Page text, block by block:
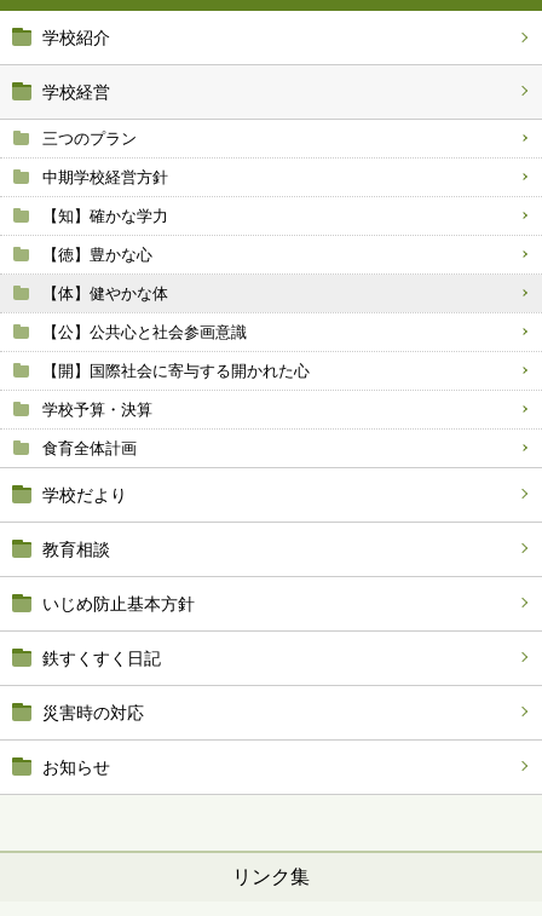
学校紹介
学校経営
三つのプラン
中期学校経営方針
【知】確かな学力
【徳】豊かな心
【体】健やかな体
【公】公共心と社会参画意識
【開】国際社会に寄与する開かれた心
学校予算・決算
食育全体計画
学校だより
教育相談
いじめ防止基本方針
鉄すくすく日記
災害時の対応
お知らせ
リンク集